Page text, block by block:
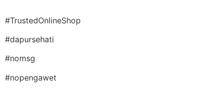
#TrustedOnlineShop
#dapursehati
#nomsg
#nopengawet